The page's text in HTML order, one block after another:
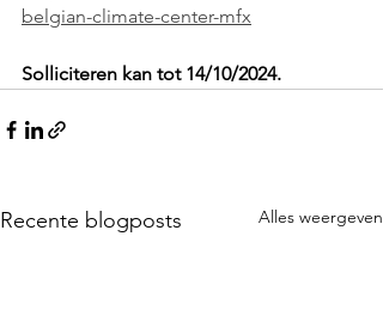
belgian-climate-center-mfx
Solliciteren kan tot 14/10/2024.
Recente blogposts Alles weergeven